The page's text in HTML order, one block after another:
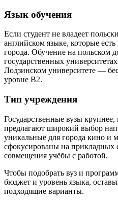
Язык обучения
Если студент не владеет
английском языке, которые
города. Обучение на польском
государственных
Лодзинском университете —
уровне B2.
Тип учреждения
Государственные вузы
предлагают широкий выбор
уникальные для города кино и
сфокусированы на прикладных
совмещения учёбы с работой.
Чтобы подобрать вуз и
бюджет и уровень языка,
подходящие варианты.